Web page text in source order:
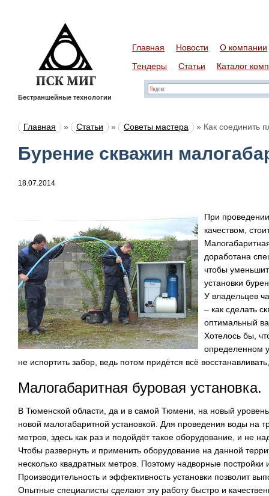
Бестраншейные технологии
Главная Новости
О компании
Тендеры
Статьи Каталог
Главная » Статьи » Советы мастера » Как соединить
Бурение скважин
18.07.2014
При
качеством,
доработана
чтобы
установки
У владельцев
– как сделать
оптимальный
Хотелось бы,
определенном
не испортить забор, ведь потом придётся всё
Малогабаритная буровая установка.
В Тюменской области, да и в самой Тюмени, на новый
новой малогабаритной установкой. Для проведения воды на
метров, здесь как раз и подойдёт такое оборудование, и не
Чтобы развернуть и применить оборудование на данной
несколько квадратных метров. Поэтому надворные
Производительность и эффективность установки позволит
Опытные специалисты сделают эту работу быстро и